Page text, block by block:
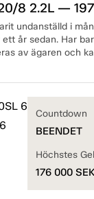
8 2.2L —
undanställd i
år sedan. Har
av ägaren och
Countdown
BEENDET
Höchstes
176 000 SEK